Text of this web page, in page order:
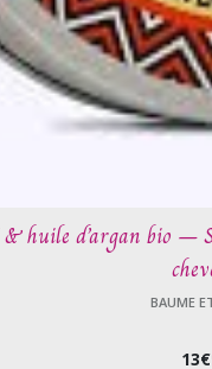
huile d’argan bio –
BAUME
13€